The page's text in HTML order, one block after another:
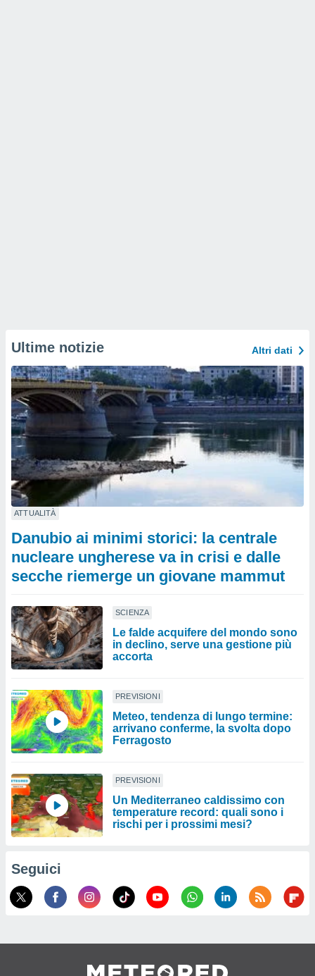
Ultime notizie Altri dati
ATTUALITÀ
Danubio ai minimi storici: la centrale
nucleare ungherese va in crisi e dalle
secche riemerge un giovane mammut
SCIENZA
Le falde acquifere del mondo sono
in declino, serve una gestione più
accorta
PREVISIONI
Meteo, tendenza di lungo termine:
arrivano conferme, la svolta dopo
Ferragosto
PREVISIONI
Un Mediterraneo caldissimo con
temperature record: quali sono i
rischi per i prossimi mesi?
Seguici